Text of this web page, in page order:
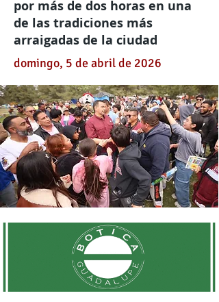
por más de dos horas en una
de las tradiciones más
arraigadas de la ciudad
domingo, 5 de abril de 2026